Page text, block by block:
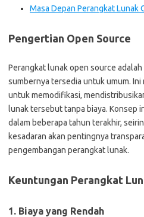
Masa Depan Perangkat Lunak
Pengertian Open Source
Perangkat lunak open source
sumbernya tersedia untuk umum. Ini
untuk memodifikasi,
lunak tersebut tanpa biaya. Konsep
dalam beberapa tahun terakhir,
kesadaran akan pentingnya
pengembangan perangkat lunak.
Keuntungan Perangkat
1. Biaya yang Rendah